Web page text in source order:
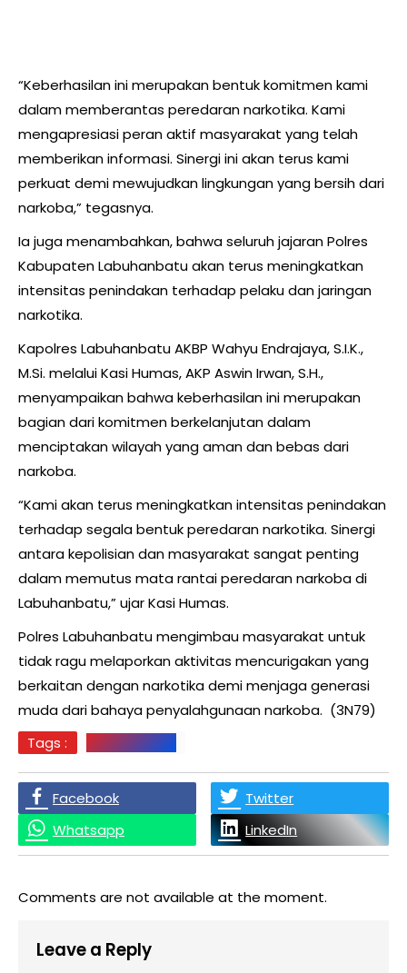
“Keberhasilan ini merupakan bentuk komitmen kami
dalam memberantas peredaran narkotika. Kami
mengapresiasi peran aktif masyarakat yang telah
memberikan informasi. Sinergi ini akan terus kami
perkuat demi mewujudkan lingkungan yang bersih dari
narkoba,” tegasnya.
Ia juga menambahkan, bahwa seluruh jajaran Polres
Kabupaten Labuhanbatu akan terus meningkatkan
intensitas penindakan terhadap pelaku dan jaringan
narkotika.
Kapolres Labuhanbatu AKBP Wahyu Endrajaya, S.I.K.,
M.Si. melalui Kasi Humas, AKP Aswin Irwan, S.H.,
menyampaikan bahwa keberhasilan ini merupakan
bagian dari komitmen berkelanjutan dalam
menciptakan wilayah yang aman dan bebas dari
narkoba.
“Kami akan terus meningkatkan intensitas penindakan
terhadap segala bentuk peredaran narkotika. Sinergi
antara kepolisian dan masyarakat sangat penting
dalam memutus mata rantai peredaran narkoba di
Labuhanbatu,” ujar Kasi Humas.
Polres Labuhanbatu mengimbau masyarakat untuk
tidak ragu melaporkan aktivitas mencurigakan yang
berkaitan dengan narkotika demi menjaga generasi
muda dari bahaya penyalahgunaan narkoba. (3N79)
Tags :
Facebook
Twitter
Whatsapp
LinkedIn
Comments are not available at the moment.
Leave a Reply